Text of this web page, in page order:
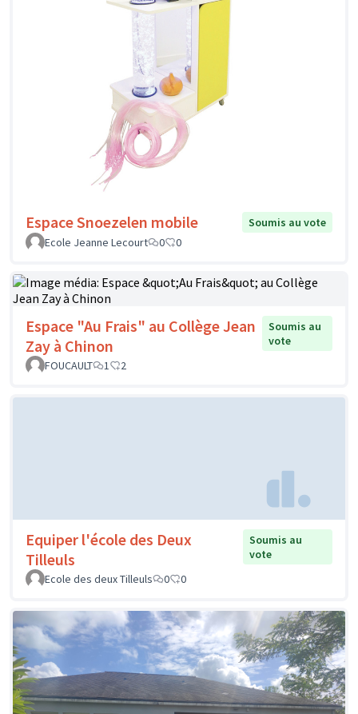
Espace Snoezelen mobile
Soumis au vote
Ecole Jeanne Lecourt
0 0
Espace "Au Frais" au Collège Jean
Zay à Chinon
Soumis au
vote
FOUCAULT
1 2
Equiper l'école des Deux
Tilleuls
Soumis au
vote
Ecole des deux Tilleuls
0 0